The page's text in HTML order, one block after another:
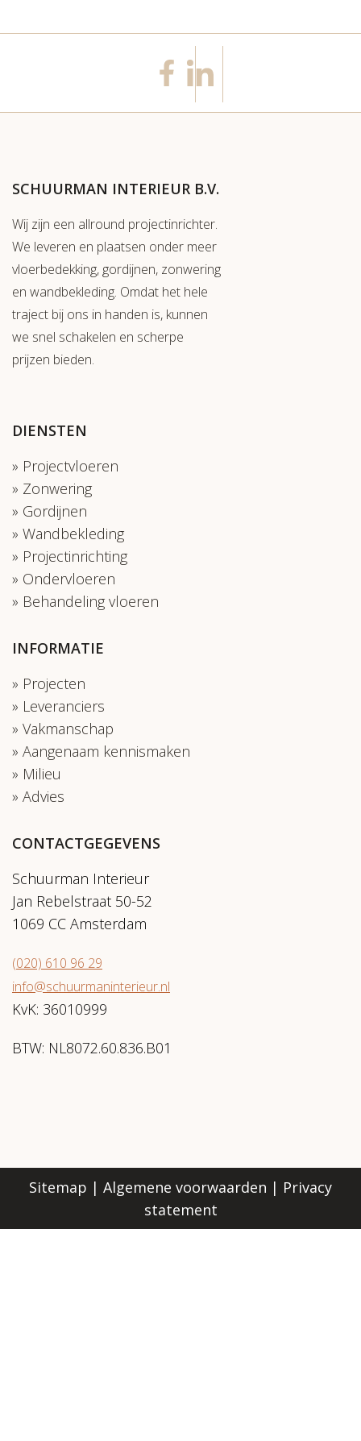
SCHUURMAN INTERIEUR B.V.
Wij zijn een allround projectinrichter.
We leveren en plaatsen onder meer
vloerbedekking, gordijnen, zonwering
en wandbekleding. Omdat het hele
traject bij ons in handen is, kunnen
we snel schakelen en scherpe
prijzen bieden.
DIENSTEN
Projectvloeren
Zonwering
Gordijnen
Wandbekleding
Projectinrichting
Ondervloeren
Behandeling vloeren
INFORMATIE
Projecten
Leveranciers
Vakmanschap
Aangenaam kennismaken
Milieu
Advies
CONTACTGEGEVENS
Schuurman Interieur
Jan Rebelstraat 50-52
1069 CC Amsterdam
(020) 610 96 29
info@schuurmaninterieur.nl
KvK: 36010999
BTW: NL8072.60.836.B01
Sitemap | Algemene voorwaarden | Privacy
statement